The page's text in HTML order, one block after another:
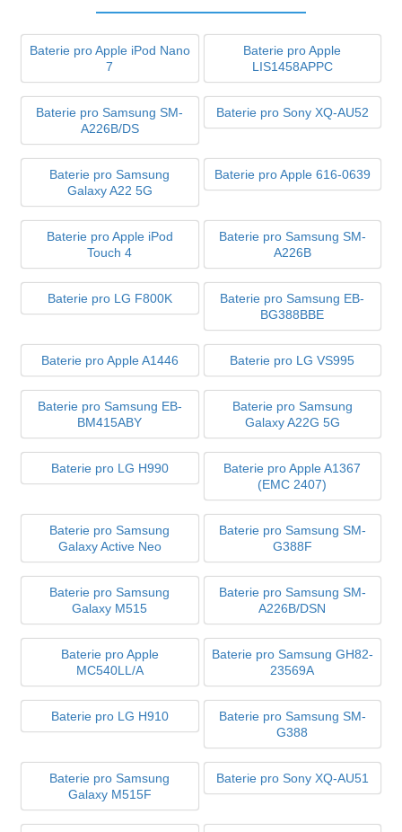
Baterie pro Apple iPod Nano
7
Baterie pro Apple
LIS1458APPC
Baterie pro Samsung SM-
A226B/DS
Baterie pro Sony XQ-AU52
Baterie pro Samsung
Galaxy A22 5G
Baterie pro Apple 616-0639
Baterie pro Apple iPod
Touch 4
Baterie pro Samsung SM-
A226B
Baterie pro LG F800K
Baterie pro Samsung EB-
BG388BBE
Baterie pro Apple A1446 Baterie pro LG VS995
Baterie pro Samsung EB-
BM415ABY
Baterie pro Samsung
Galaxy A22G 5G
Baterie pro LG H990
Baterie pro Apple A1367
(EMC 2407)
Baterie pro Samsung
Galaxy Active Neo
Baterie pro Samsung SM-
G388F
Baterie pro Samsung
Galaxy M515
Baterie pro Samsung SM-
A226B/DSN
Baterie pro Apple
MC540LL/A
Baterie pro Samsung GH82-
23569A
Baterie pro LG H910
Baterie pro Samsung SM-
G388
Baterie pro Samsung
Galaxy M515F
Baterie pro Sony XQ-AU51